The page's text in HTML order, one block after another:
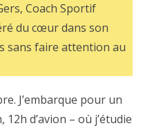
Coach Sportif
du cœur dans son
sans faire attention au
J’embarque pour un
d’avion – où j’étudie